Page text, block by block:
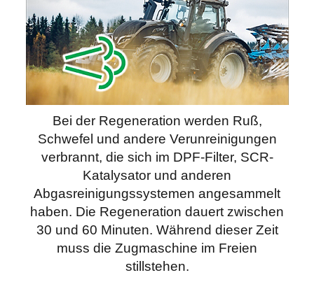
Bei der Regeneration werden Ruß,
Schwefel und andere Verunreinigungen
verbrannt, die sich im DPF-Filter, SCR-
Katalysator und anderen
Abgasreinigungssystemen angesammelt
haben. Die Regeneration dauert zwischen
30 und 60 Minuten. Während dieser Zeit
muss die Zugmaschine im Freien
stillstehen.